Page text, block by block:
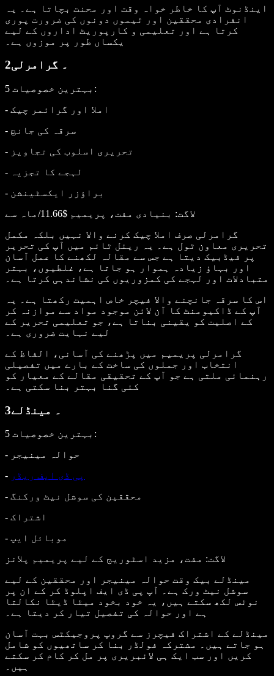
اینڈنوٹ آپ کا خاطر خواہ وقت اور محنت بچاتا ہے۔ یہ
انفرادی محققین اور ٹیموں دونوں کی ضرورت پوری
کرتا ہے اور تعلیمی و کارپوریٹ اداروں کے لیے
یکساں طور پر موزوں ہے۔
2۔ گرامرلی
5 بہترین خصوصیات :
- املا اور گرائمر چیک
- سرقہ کی جانچ
- تحریری اسلوب کی تجاویز
- لہجے کا تجزیہ
- براؤزر ایکسٹینشن
لاگت: بنیادی مفت، پریمیم $11.66/ماہ سے
گرامرلی صرف املا چیک کرنے والا نہیں بلکہ مکمل
تحریری معاون ٹول ہے۔ یہ ریئل ٹائم میں آپ کی تحریر
پر فیڈبیک دیتا ہے جس سے مقالہ لکھنے کا عمل آسان
اور بہاؤ زیادہ ہموار ہو جاتا ہے، غلطیوں، بہتر
متبادلات اور لہجے کی کمزوریوں کی نشاندہی کرتا ہے۔
اس کا سرقہ جانچنے والا فیچر خاص اہمیت رکھتا ہے۔ یہ
آپ کے ڈاکیومنٹ کا آن لائن موجود مواد سے موازنہ کر
کے اصلیت کو یقینی بناتا ہے، جو تعلیمی تحریر کے
لیے نہایت ضروری ہے۔
گرامرلی پریمیم میں پڑھنے کی آسانی، الفاظ کے
انتخاب اور جملوں کی ساخت کے بارے میں تفصیلی
رہنمائی ملتی ہے جو آپ کے تحقیقی مقالے کے معیار کو
کئی گنا بہتر بنا سکتی ہے۔
3۔ مینڈلے
5 بہترین خصوصیات :
- حوالہ مینیجر
- پی ڈی ایف ریڈر
- محققین کی سوشل نیٹ ورکنگ
- اشتراک
- موبائل ایپ
لاگت: مفت، مزید اسٹوریج کے لیے پریمیم پلانز
مینڈلے بیک وقت حوالہ مینیجر اور محققین کے لیے
سوشل نیٹ ورک ہے۔ آپ پی ڈی ایف اپلوڈ کر کے ان پر
نوٹس لکھ سکتے ہیں، یہ خود بخود میٹا ڈیٹا نکالتا
ہے اور حوالہ کی تفصیل تیار کر دیتا ہے۔
مینڈلے کے اشتراک فیچرز سے گروپ پروجیکٹس بہت آسان
ہو جاتے ہیں۔ مشترکہ فولڈر بنا کر ساتھیوں کو شامل
کریں اور سب ایک ہی لائبریری پر مل کر کام کر سکتے
ہیں۔